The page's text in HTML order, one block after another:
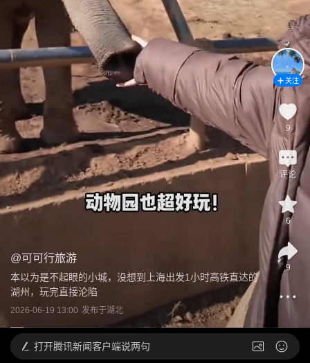
@可可行旅游
本以为是不起眼的小城，没想到上海出发1小时高铁直达的
湖州，玩完直接沦陷
2026-06-19 13:00 发布于湖北
关注
9
评论
6
9
打开腾讯新闻客户端说两句